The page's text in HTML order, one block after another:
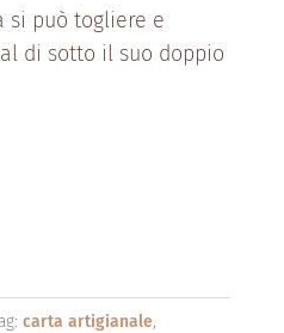
si può togliere e
di sotto il suo doppio
carta artigianale,